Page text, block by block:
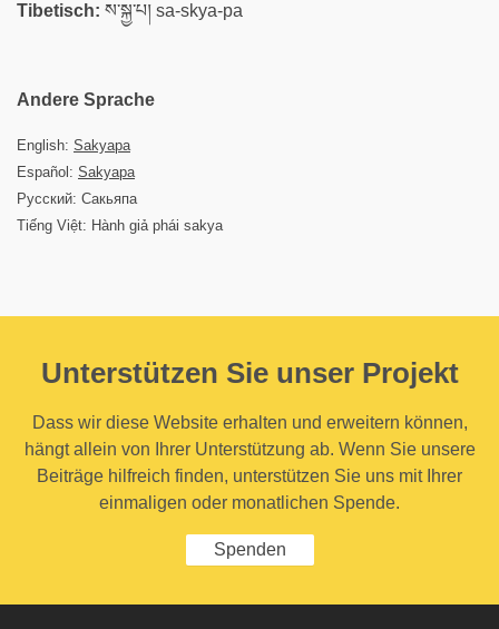
Tibetisch: ས་སྐྱ་པ། sa-skya-pa
Andere Sprache
English: Sakyapa
Español: Sakyapa
Русский: Сакьяпа
Tiếng Việt: Hành giả phái sakya
Unterstützen Sie unser Projekt
Dass wir diese Website erhalten und erweitern können,
hängt allein von Ihrer Unterstützung ab. Wenn Sie unsere
Beiträge hilfreich finden, unterstützen Sie uns mit Ihrer
einmaligen oder monatlichen Spende.
Spenden